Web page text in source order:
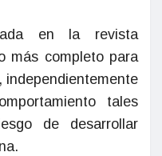
en la revista
más completo para
independientemente
tales
de desarrollar